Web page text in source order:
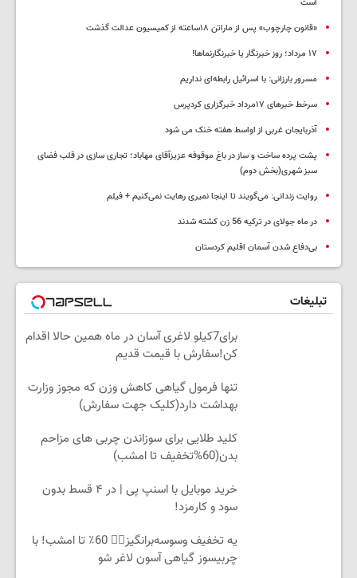
«قانون چارچوب» پس از ماراتن ۱۸ساعته از کمیسیون عدالت گذشت
١٧ مرداد؛ روز خبرنگار یا خبرنگارنماها!
مسرور بارزانی: با اسرائیل رابطه‌ای نداریم
سرخط خبرهای ۱۷مرداد خبرگزاری کردپرس
آذربایجان غربی از اواسط هفته خنک می شود
پشت پرده ساخت و ساز در باغ موقوفه عزیزآقای مهاباد؛ تجاری سازی در قلب فضای
سبز شهری(بخش دوم)
روایت زندانی: می‌گویند تا اینجا نمیری رهایت نمی‌کنیم + فیلم
در ماه جولای در ترکیه 56 زن کشته شدند
بی‌دفاع شدن آسمان اقلیم کردستان
تبلیغات
برای7کیلو لاغری آسان در ماه همین حالا اقدام
کن!سفارش با قیمت قدیم
تنها فرمول گیاهی کاهش وزن که مجوز وزارت
بهداشت دارد(کلیک جهت سفارش)
کلید طلایی برای سوزاندن چربی های مزاحم
بدن(60%تخفیف تا امشب)
خرید موبایل با اسنپ پی | در ۴ قسط بدون
سود و کارمزد!
یه تخفیف وسوسه‌برانگیز👈🏻 60٪ تا امشب! با
چربیسوز گیاهی آسون لاغر شو